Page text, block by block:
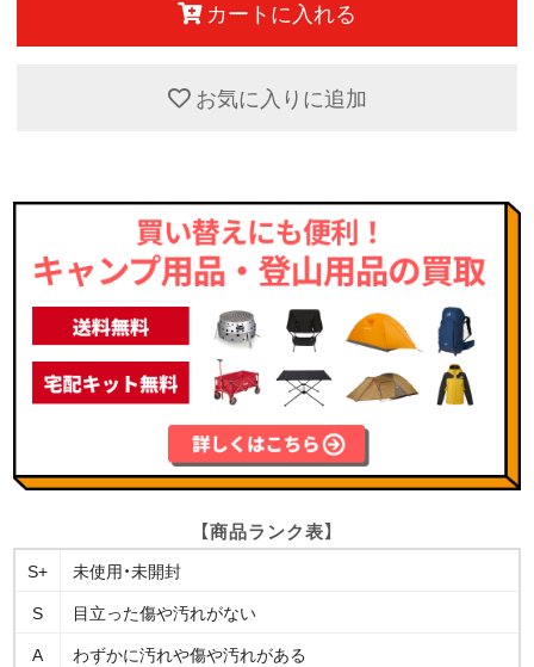
カートに入れる
お気に入りに追加
【商品ランク表】
S+
未使用・未開封
S
目立った傷や汚れがない
A
わずかに汚れや傷や汚れがある